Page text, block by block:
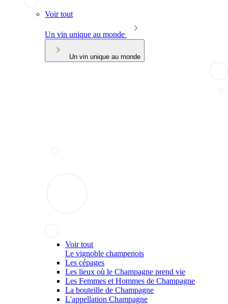
Voir tout
Un vin unique au monde
Un vin unique au monde
Voir tout
Le vignoble champenois
Les cépages
Les lieux où le Champagne prend vie
Les Femmes et Hommes de Champagne
La bouteille de Champagne
L'appellation Champagne